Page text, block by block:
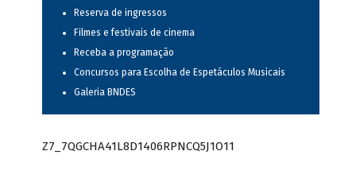
Reserva de ingressos
Filmes e festivais de cinema
Receba a programação
Concursos para Escolha de Espetáculos Musicais
Galeria BNDES
Z7_7QGCHA41L8D1406RPNCQ5J1O11